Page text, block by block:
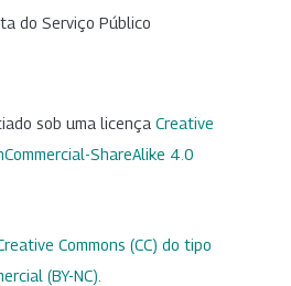
do Serviço Público
sob uma licença Creative
ShareAlike 4.0
Commons (CC) do tipo
(BY-NC)